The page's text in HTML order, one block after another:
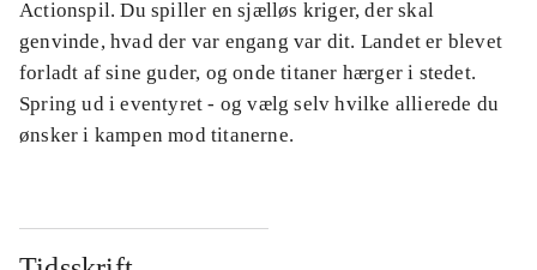
Actionspil. Du spiller en sjælløs kriger, der skal
genvinde, hvad der var engang var dit. Landet er blevet
forladt af sine guder, og onde titaner hærger i stedet.
Spring ud i eventyret - og vælg selv hvilke allierede du
ønsker i kampen mod titanerne.